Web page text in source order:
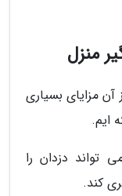
منزل
آن مزایای بسیاری
ایم.
تواند دزدان را
کند.